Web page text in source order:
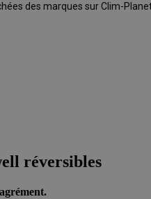
des marques sur Clim-
réversibles